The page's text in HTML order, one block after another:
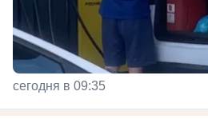
сегодня в 09:35